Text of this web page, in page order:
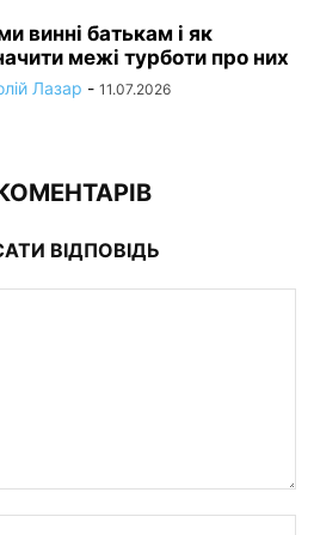
винні батькам і як
межі турботи про них
Лазар - 11.07.2026
ВІДПОВІДЬ